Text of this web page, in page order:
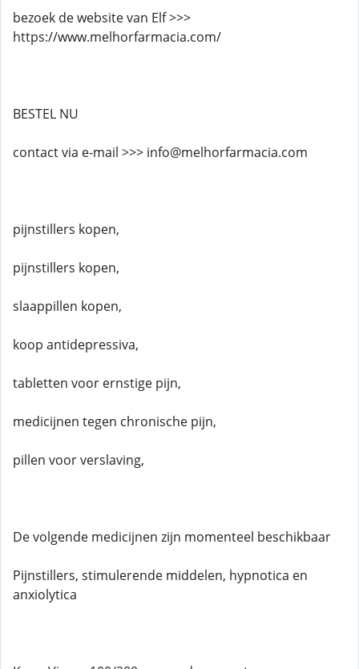
bezoek de website van Elf >>>
https://www.melhorfarmacia.com/
BESTEL NU
contact via e-mail >>> info@melhorfarmacia.com
pijnstillers kopen,
pijnstillers kopen,
slaappillen kopen,
koop antidepressiva,
tabletten voor ernstige pijn,
medicijnen tegen chronische pijn,
pillen voor verslaving,
De volgende medicijnen zijn momenteel beschikbaar
Pijnstillers, stimulerende middelen, hypnotica en
anxiolytica